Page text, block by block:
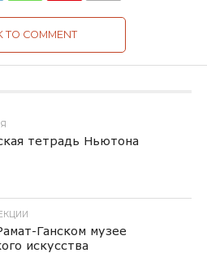
TO COMMENT
тетрадь Ньютона
Ганском музее
искусства